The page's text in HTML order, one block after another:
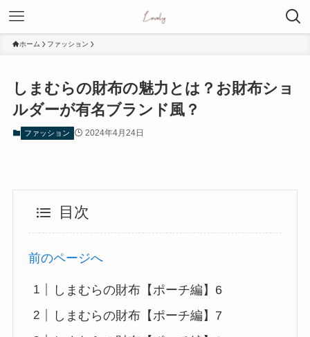
ホーム ファッション
しまむらの財布の魅力とは？お財布ショ
ルダーが有名ブランド風？
ファッション 2024年4月24日
目次
前のページへ
しまむらの財布【ポーチ編】6
しまむらの財布【ポーチ編】7